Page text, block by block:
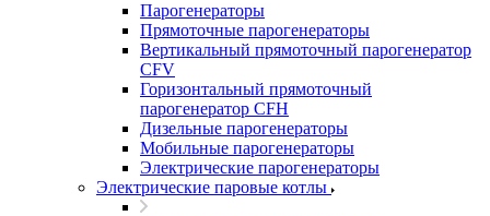
Парогенераторы
Прямоточные парогенераторы
Вертикальный прямоточный парогенератор
CFV
Горизонтальный прямоточный
парогенератор CFH
Дизельные парогенераторы
Мобильные парогенераторы
Электрические парогенераторы
Электрические паровые котлы